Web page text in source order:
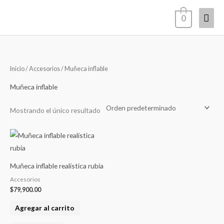
0
Inicio/Accesorios/ Muñeca inflable
Muñeca inflable
Mostrando el único resultado
Muñeca inflable realística rubia
Accesorios
$79,900.00
Agregar al carrito